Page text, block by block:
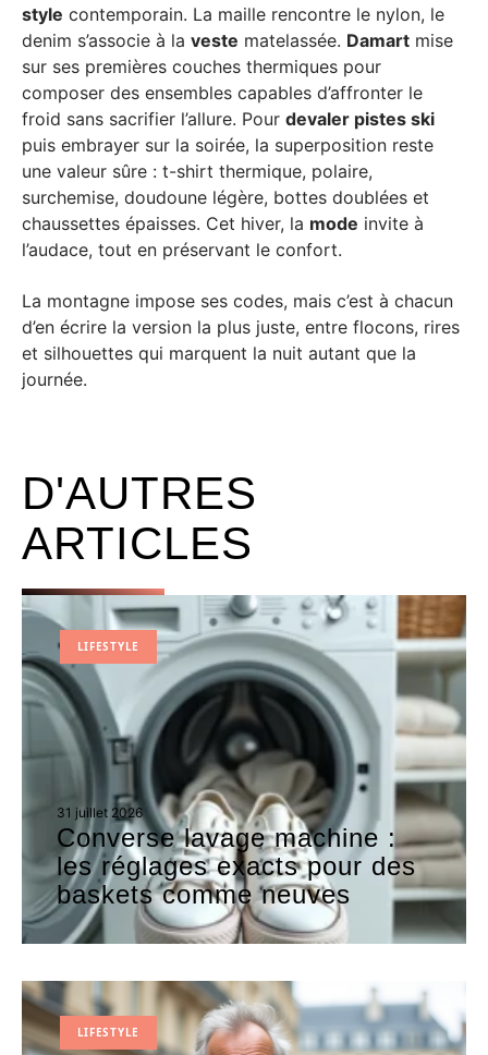
style contemporain. La maille rencontre le nylon, le
denim s’associe à la veste matelassée. Damart mise
sur ses premières couches thermiques pour
composer des ensembles capables d’affronter le
froid sans sacrifier l’allure. Pour devaler pistes ski
puis embrayer sur la soirée, la superposition reste
une valeur sûre : t-shirt thermique, polaire,
surchemise, doudoune légère, bottes doublées et
chaussettes épaisses. Cet hiver, la mode invite à
l’audace, tout en préservant le confort.
La montagne impose ses codes, mais c’est à chacun
d’en écrire la version la plus juste, entre flocons, rires
et silhouettes qui marquent la nuit autant que la
journée.
D'AUTRES
ARTICLES
LIFESTYLE
31 juillet 2026
Converse lavage machine :
les réglages exacts pour des
baskets comme neuves
LIFESTYLE